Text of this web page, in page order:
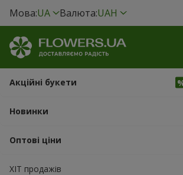
Мова:UA Валюта:UAH
Акційні букети
Новинки
Оптові ціни
ХІТ продажів